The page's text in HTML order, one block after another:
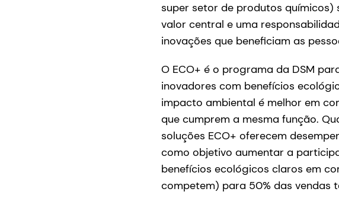
super setor de produtos químicos)
valor central e uma
inovações que beneficiam as
O ECO+ é o programa da DSM
inovadores com benefícios
impacto ambiental é melhor em
que cumprem a mesma função.
soluções ECO+ oferecem
como objetivo aumentar a
benefícios ecológicos claros em
competem) para 50% das vendas